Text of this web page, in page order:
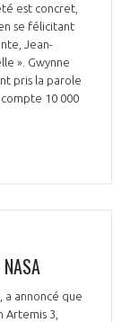
est concret,
se félicitant
Jean-
». Gwynne
pris la parole
10 000
a annoncé que
Artemis 3,